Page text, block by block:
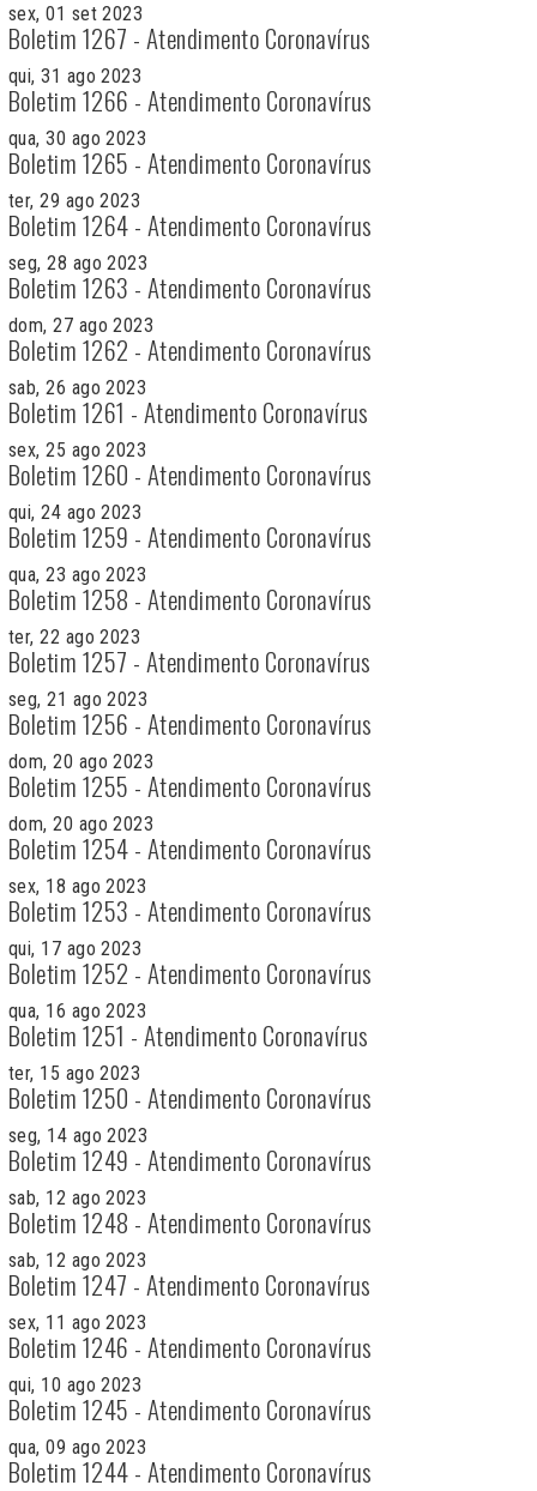
sex, 01 set 2023
Boletim 1267 - Atendimento Coronavírus
qui, 31 ago 2023
Boletim 1266 - Atendimento Coronavírus
qua, 30 ago 2023
Boletim 1265 - Atendimento Coronavírus
ter, 29 ago 2023
Boletim 1264 - Atendimento Coronavírus
seg, 28 ago 2023
Boletim 1263 - Atendimento Coronavírus
dom, 27 ago 2023
Boletim 1262 - Atendimento Coronavírus
sab, 26 ago 2023
Boletim 1261 - Atendimento Coronavírus
sex, 25 ago 2023
Boletim 1260 - Atendimento Coronavírus
qui, 24 ago 2023
Boletim 1259 - Atendimento Coronavírus
qua, 23 ago 2023
Boletim 1258 - Atendimento Coronavírus
ter, 22 ago 2023
Boletim 1257 - Atendimento Coronavírus
seg, 21 ago 2023
Boletim 1256 - Atendimento Coronavírus
dom, 20 ago 2023
Boletim 1255 - Atendimento Coronavírus
dom, 20 ago 2023
Boletim 1254 - Atendimento Coronavírus
sex, 18 ago 2023
Boletim 1253 - Atendimento Coronavírus
qui, 17 ago 2023
Boletim 1252 - Atendimento Coronavírus
qua, 16 ago 2023
Boletim 1251 - Atendimento Coronavírus
ter, 15 ago 2023
Boletim 1250 - Atendimento Coronavírus
seg, 14 ago 2023
Boletim 1249 - Atendimento Coronavírus
sab, 12 ago 2023
Boletim 1248 - Atendimento Coronavírus
sab, 12 ago 2023
Boletim 1247 - Atendimento Coronavírus
sex, 11 ago 2023
Boletim 1246 - Atendimento Coronavírus
qui, 10 ago 2023
Boletim 1245 - Atendimento Coronavírus
qua, 09 ago 2023
Boletim 1244 - Atendimento Coronavírus